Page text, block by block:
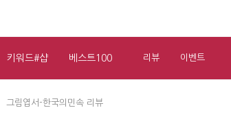
키워드#샵 베스트100 리뷰 이벤트
그림엽서-한국의민속 리뷰